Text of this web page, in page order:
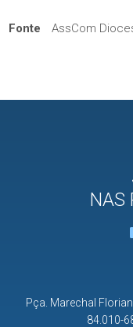
Fonte AssCom
NAS
Pça. Marechal
84.010-